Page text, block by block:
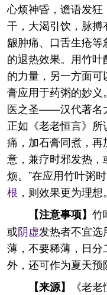
心烦神昏，谵语发
干，大渴引饮，脉
龈肿痛、口舌生疮
的退热效果。用竹
的力量，另一方面
膏应用于药粥的妙
医之圣——汉代著名
正如《老老恒言》
痛，加石膏同煮，
意，兼疗时邪发热
烦。”在应用竹叶粥
根 ，则效果更为理想。
【注意事项】 竹
或阴虚发热者不宜
薄，不要稀薄，日
外，还可作为夏天预
【来源】
《老老